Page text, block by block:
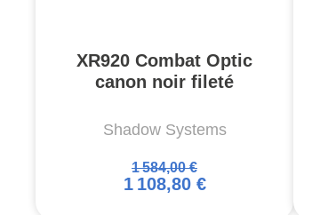
XR920 Combat Optic
canon noir fileté
Shadow Systems
1 584,00 €
1 108,80 €